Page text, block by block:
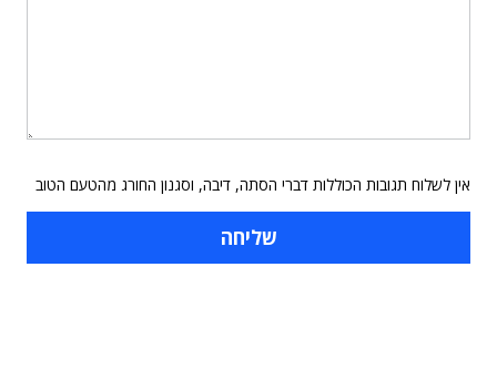
אין לשלוח תגובות הכוללות דברי הסתה, דיבה, וסגנון החורג מהטעם הטוב